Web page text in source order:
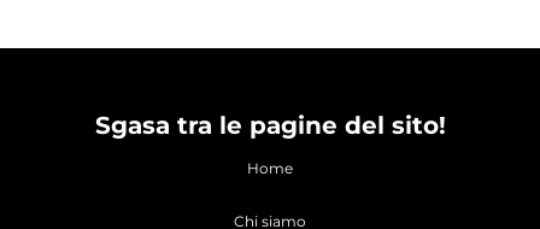
Sgasa tra le pagine del sito!
Home
Chi siamo